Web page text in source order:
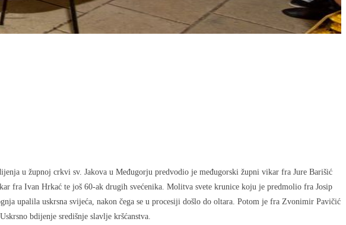
u župnoj crkvi sv. Jakova u Međugorju predvodio je međugorski župni vikar fra Jure Barišić
fra Ivan Hrkać te još 60-ak drugih svećenika. Molitva svete krunice koju je predmolio fra Josip
upalila uskrsna svijeća, nakon čega se u procesiji došlo do oltara. Potom je fra Zvonimir Pavičić
bdijenje središnje slavlje kršćanstva.